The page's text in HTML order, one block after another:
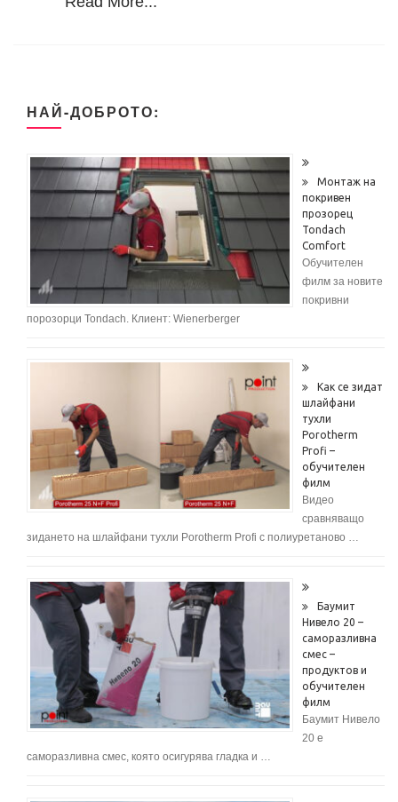
НАЙ-ДОБРОТО:
Монтаж на
покривен
прозорец
Tondach
Comfort
Обучителен
филм за новите
покривни
порозорци Tondach. Клиент: Wienerberger
Как се зидат
шлайфани
тухли
Porotherm
Profi –
обучителен
филм
Видео
сравняващо
зидането на шлайфани тухли Porotherm Profi с полиуретаново …
Баумит
Нивело 20 –
саморазливна
смес –
продуктов и
обучителен
филм
Баумит Нивело
20 е
саморазливна смес, която осигурява гладка и …